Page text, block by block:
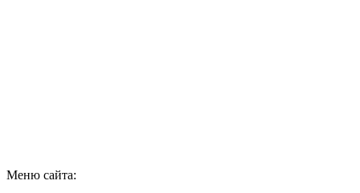
Меню сайта: